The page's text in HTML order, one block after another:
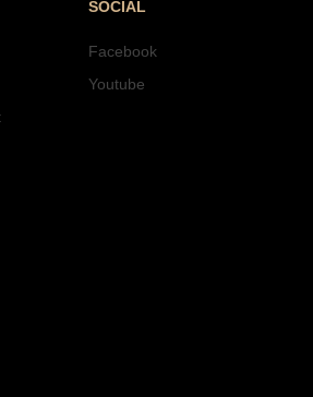
SOCIAL
Facebook
Youtube